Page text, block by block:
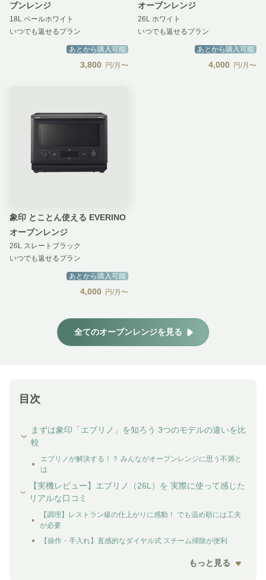
ブンレンジ
18L ペールホワイト
いつでも返せるプラン
あとから購入可能
3,800 円/月〜
オーブンレンジ
26L ホワイト
いつでも返せるプラン
あとから購入可能
4,000 円/月〜
象印 とことん使える EVERINO
オーブンレンジ
26L スレートブラック
いつでも返せるプラン
あとから購入可能
4,000 円/月〜
全てのオーブンレンジを見る
目次
まずは象印「エブリノ」を知ろう 3つのモデルの違いを比
較
エブリノが解決する！？ みんながオーブンレンジに思う不満と
は
【実機レビュー】エブリノ（26L）を 実際に使って感じた
リアルな口コミ
【調理】レストラン級の仕上がりに感動！ でも温め順には工夫
が必要
【操作・手入れ】直感的なダイヤル式 スチーム掃除が便利
もっと見る